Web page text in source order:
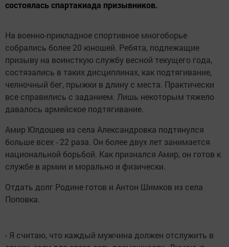
состоялась спартакиада призывников.
На военно-прикладное спортивное многоборье
собрались более 20 юношей. Ребята, подлежащие
призыву на воинсткую службу весной текущего года,
состязались в таких дисциплинах, как подтягивание,
челночный бег, прыжки в длину с места. Практически
все справились с заданием. Лишь некоторым тяжело
давалось армейское подтягивание.
Амир Юлдошев из села Александровка подтянулся
больше всех - 22 раза. Он более двух лет занимается
национальной борьбой. Как признался Амир, он готов к
службе в армии и морально и физически.
Отдать долг Родине готов и Антон Шимков из села
Поповка.
- Я считаю, что каждый мужчина должен отслужить в